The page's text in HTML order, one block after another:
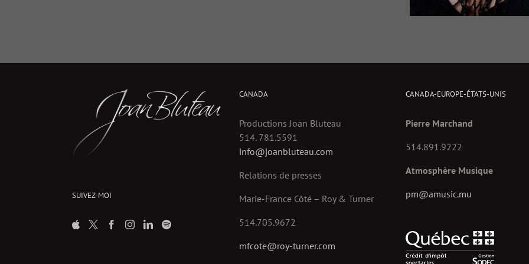
SUIVEZ-MOI
CANADA
Productions Joan Bluteau
514. 781.5591
info@joanbluteau.com
Relations de presses
Marie-France Côté – Roy & Turner
514.705.9672
mfcote@roy-turner.com
CANADA-EUROPE-ÉTATS-UNIS
Pierre Marchand
514.891.9222
Atmosphère Musique
pm@amusic.mu